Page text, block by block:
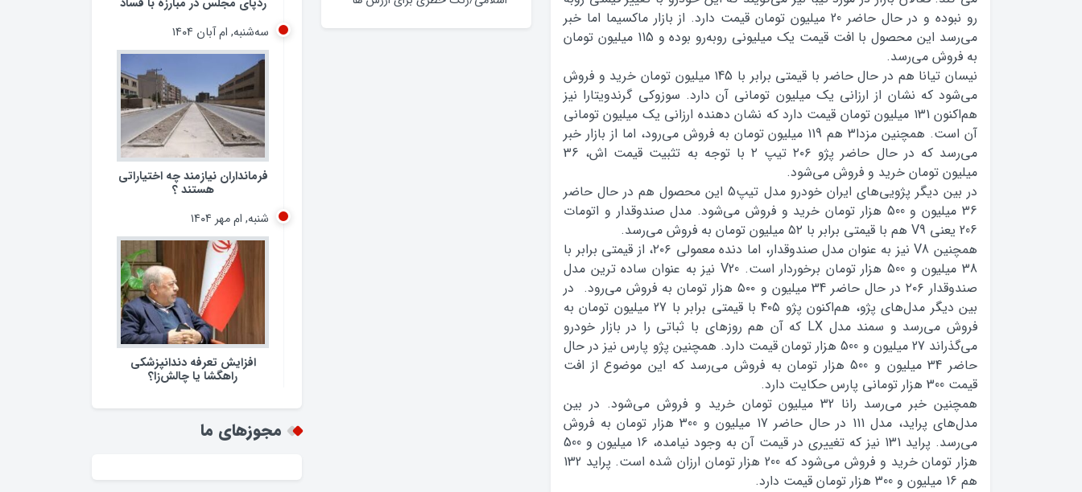
رو نبوده و در حال حاضر 20 ميليون تومان قيمت دارد. از بازار ماکسيما اما خبر
مي‌رسد اين محصول با افت قيمت یک میلیونی روبه‌رو بوده و 115 ميليون تومان
به فروش مي‌رسد.
نيسان تيانا هم در حال حاضر با قيمتي برابر با ۱45 ميليون تومان خريد و فروش
مي‌شود که نشان از ارزاني يک ميليون توماني آن دارد. سوزوکي گرندويتارا نيز
هم‌اکنون ۱31 ميليون تومان قيمت دارد که نشان دهنده ارزانی یک میلیون تومانی
آن است. همچنین مزدا3 هم 119 ميليون تومان به فروش مي‌رود، اما از بازار خبر
مي‌رسد که در حال حاضر پژو ۲۰۶ تيپ ۲ با توجه به تثبیت قیمت اش، 36
ميليون تومان خريد و فروش مي‌شود.
در بين ديگر پژويي‌هاي ايران خودرو مدل تيپ5 اين محصول هم در حال حاضر
36 ميليون و 500 هزار تومان خريد و فروش مي‌شود. مدل صندوقدار و اتومات
206 يعني V9 هم با قيمتي برابر با ۵۲ ميليون تومان به فروش مي‌رسد.
همچنين V8 نيز به عنوان مدل صندوقدار، اما دنده معمولي ۲۰۶، از قيمتي برابر با
38 ميليون و 500 هزار تومان برخوردار است. V20 نيز به عنوان ساده ترين مدل
صندوقدار ۲۰۶ در حال حاضر 34 ميليون و ۵۰۰ هزار تومان به فروش مي‌رود. در
بين ديگر مدل‌هاي پژو، هم‌اکنون پژو ۴۰۵ با قيمتي برابر با 27 ميليون تومان به
فروش مي‌رسد و سمند مدل LX که آن هم روزهاي با ثباتي را در بازار خودرو
مي‌گذراند 27 میلیون و 500 هزار تومان قیمت دارد. همچنين پژو پارس نيز در حال
حاضر 34 ميليون و 500 هزار تومان به فروش مي‌رسد که اين موضوع از افت
قيمت 300 هزار تومانی پارس حکايت دارد.
همچنين خبر مي‌رسد رانا 32 ميليون تومان خريد و فروش مي‌شود. در بين
مدل‌هاي پرايد، مدل 111 در حال حاضر 17 ميليون و 300 هزار تومان به فروش
مي‌رسد. پرايد 131 نيز که تغييري در قيمت آن به وجود نيامده، 16 ميليون و 500
هزار تومان خريد و فروش مي‌شود که 200 هزار تومان ارزان شده است. پرايد 132
هم 16 ميليون و 300 هزار تومان قيمت دارد.
افزایش تجمل گرایی در جامعه
سه‌شنبه, ام آبان ۱۴۰۴
فرمانداران نیازمند چه اختیاراتی
هستند ؟
شنبه, ام مهر ۱۴۰۴
افزایش تعرفه دندانپزشکی
راهگشا یا چالش‌زا؟
مجوزهای ما